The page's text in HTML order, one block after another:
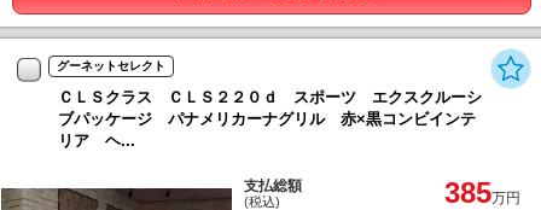
グーネットセレクト
ＣＬＳクラス ＣＬＳ２２０ｄ スポーツ エクスクルーシ
ブパッケージ パナメリカーナグリル 赤×黒コンビインテ
リア ヘ...
支払総額
(税込) 385万円